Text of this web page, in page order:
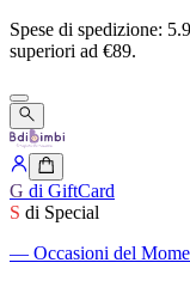
Spese di spedizione:
superiori ad €89.
G di GiftCard
S di Special
― Occasioni del